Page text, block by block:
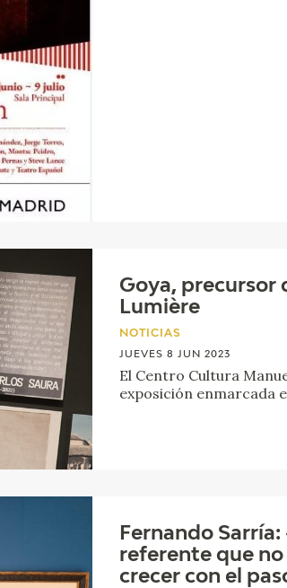
Goya, precursor
Lumière
NOTICIAS
JUEVES 8 JUN 2023
El Centro Cultura
exposición enmarcada
Fernando
referente que
crecer con el